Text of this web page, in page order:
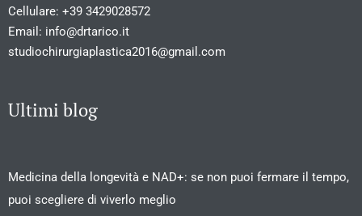
Cellulare: +39 3429028572
Email: info@drtarico.it
studiochirurgiaplastica2016@gmail.com
Ultimi blog
Medicina della longevità e NAD+: se non puoi fermare il tempo,
puoi scegliere di viverlo meglio